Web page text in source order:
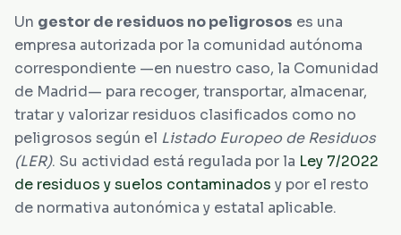
Un gestor de residuos no peligrosos es una
empresa autorizada por la comunidad autónoma
correspondiente —en nuestro caso, la Comunidad
de Madrid— para recoger, transportar, almacenar,
tratar y valorizar residuos clasificados como no
peligrosos según el Listado Europeo de Residuos
(LER). Su actividad está regulada por la Ley 7/2022
de residuos y suelos contaminados y por el resto
de normativa autonómica y estatal aplicable.